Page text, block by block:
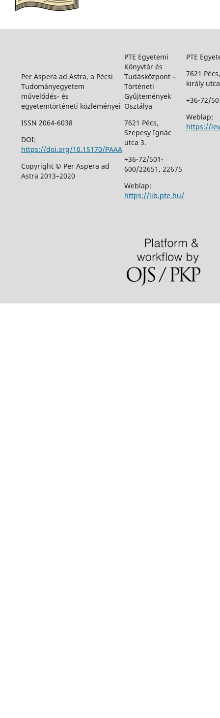
Per Aspera ad Astra, a Pécsi
Tudományegyetem
művelődés- és
egyetemtörténeti közleményei
ISSN 2064-6038
DOI:
https://doi.org/10.15170/PAAA
Copyright © Per Aspera ad
Astra 2013–2020
PTE Egyetemi
Könyvtár és
Tudásközpont –
Történeti
Gyűjtemények
Osztálya
7621 Pécs,
Szepesy Ignác
utca 3.
+36-72/501-
600/22651, 22675
Weblap:
https://lib.pte.hu/
PTE
7621
király
+36-72/
Weblap:
https://